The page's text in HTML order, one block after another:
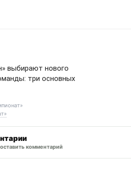
выбирают нового
три основных
комментарий